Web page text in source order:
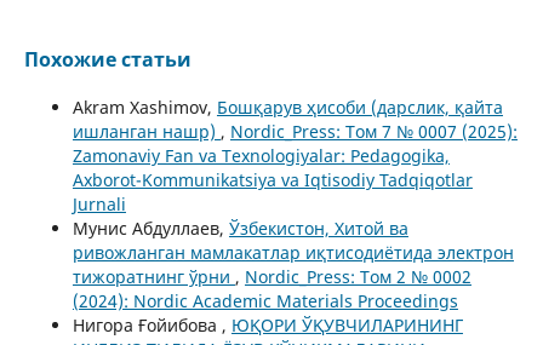
Похожие статьи
Akram Xashimov, Бошқарув ҳисоби (дарслик, қайта
ишланган нашр) , Nordic_Press: Том 7 № 0007 (2025):
Zamonaviy Fan va Texnologiyalar: Pedagogika,
Axborot-Kommunikatsiya va Iqtisodiy Tadqiqotlar
Jurnali
Мунис Абдуллаев, Ўзбекистон, Хитой ва
ривожланган мамлакатлар иқтисодиётида электрон
тижоратнинг ўрни , Nordic_Press: Том 2 № 0002
(2024): Nordic Academic Materials Proceedings
Нигора Ғойибова , ЮҚОРИ ЎҚУВЧИЛАРИНИНГ